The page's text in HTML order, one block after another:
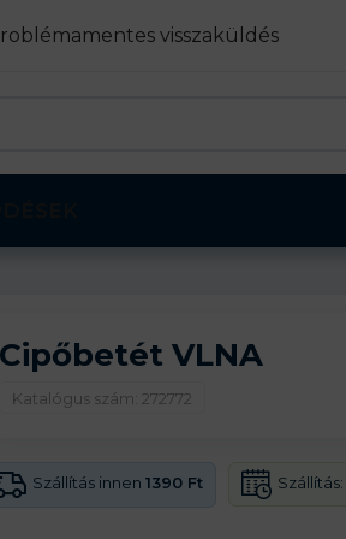
visszaküldés
A KINAGYÍTÁSHOZ
Cipőbetét VLNA
Katalógus szám: 272772
Szállítás innen 1390 Ft Szállítás: